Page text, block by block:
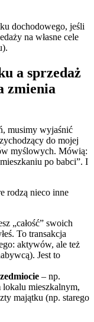
dochodowego, jeśli
na własne cele
a sprzedaż
zmienia
musimy wyjaśnić
do mojej
myślowych. Mówią:
po babci”. I
rodzą nieco inne
„całość” swoich
To transakcja
aktywów, ale też
Jest to
– np.
lokalu mieszkalnym,
majątku (np. starego